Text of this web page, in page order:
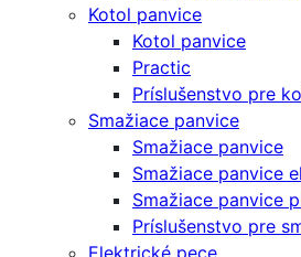
Kotol panvice
Kotol panvice
Practic
Príslušenstvo pre
Smažiace panvice
Smažiace panvice
Smažiace panvice
Smažiace panvice
Príslušenstvo pre
Elektrické pece